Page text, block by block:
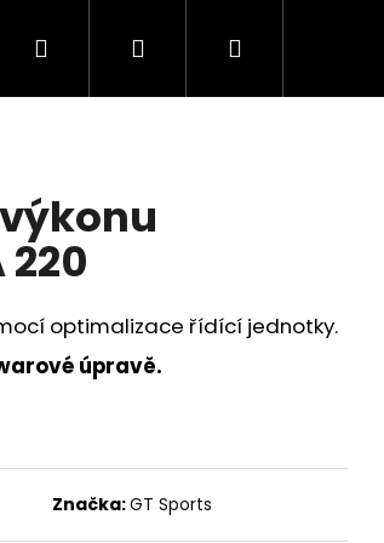
Prodej vozů Kde nás
Hledat PřihlášeníNákupní
optimalizace řídící jednotky.
úpravě.
Značka:GT Sports